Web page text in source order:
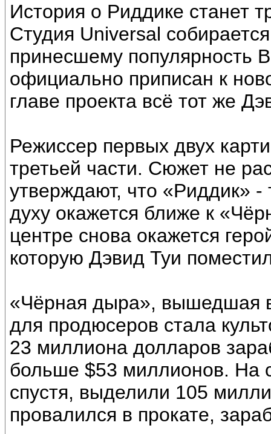
История о Риддике станет
Студия Universal
принесшему популярность
официально приписан к
главе проекта всё тот же
Режиссер первых двух
третьей части. Сюжет не
утверждают, что «Риддик»
духу окажется ближе к
центре снова окажется
которую Дэвид Туи
«Чёрная дыра», вышедшая
для продюсеров стала
23 миллиона долларов
больше $53 миллионов. На
спустя, выделили 105
провалился в прокате,